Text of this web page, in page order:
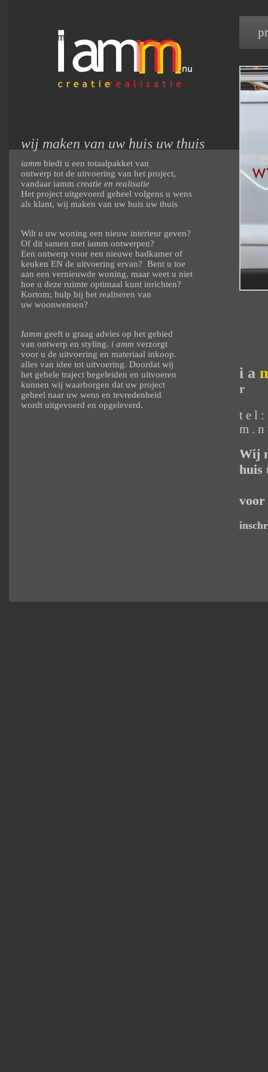
wij maken van uw huis uw thuis
iamm biedt u een totaalpakket van
ontwerp tot de uitvoering van het project,
vandaar iamm creatie en realisatie
Het project uitgevoerd geheel volgens u wens
als klant, wij maken van uw huis uw thuis
Wilt u uw woning een nieuw interieur geven?
Of dit samen met iamm ontwerpen?
Een ontwerp voor een nieuwe badkamer of
keuken EN de uitvoering ervan? Bent u toe
aan een vernieuwde woning, maar weet u niet
hoe u deze ruimte optimaal kunt inrichten?
Kortom; hulp bij het realiseren van
uw woonwensen?
Iamm geeft u graag advies op het gebied
van ontwerp en styling. i amm verzorgt
voor u de uitvoering en materiaal inkoop.
alles van idee tot uitvoering. Doordat wij
het gehele traject begeleiden en uitvoeren
kunnen wij waarborgen dat uw project
geheel naar uw wens en tevredenheid
wordt uitgevoerd en opgeleverd.
i a
r
t e l
m . n
Wij
huis
voor